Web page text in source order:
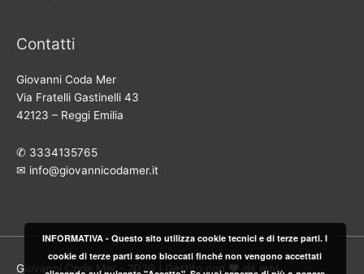
Contatti
Giovanni Coda Mer
Via Fratelli Gastinelli 43
42123 – Reggi Emilia
✆ 3334135765
✉︎ info@giovannicodamer.it
Giovanni Coda Mer- 2026 | Gestito con ♥︎ da me!
INFORMATIVA - Questo sito utilizza cookie tecnici e di terze parti. I
cookie di terze parti sono bloccati finché non vengono accettati